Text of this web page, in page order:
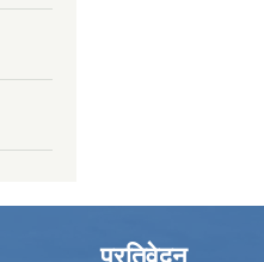
प्रतिवेदन